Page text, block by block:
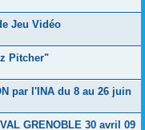
Jeu Vidéo
Pitcher"
par l'INA du 8 au 26 juin
GRENOBLE 30 avril 09